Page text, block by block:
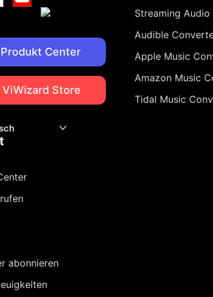
Produkt Center
ViWizard Store
Streaming Audio
Audible
Apple Music
Amazon Music
Tidal Music
abonnieren